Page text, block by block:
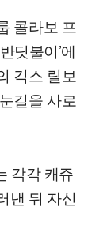
콜라보 프
딧불이’에
긱스 릴보
길을 사로
각각 캐쥬
낸 뒤 자신